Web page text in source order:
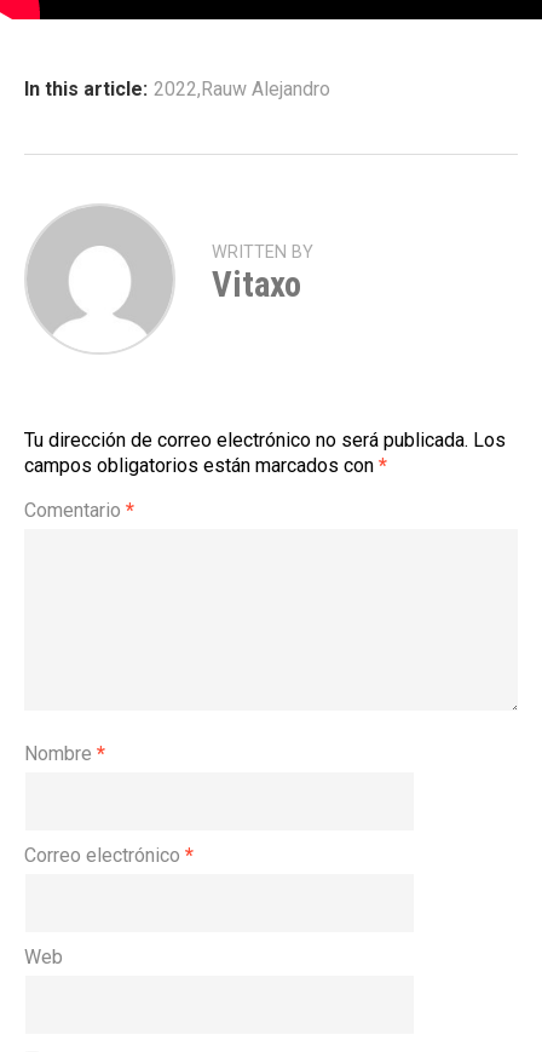
In this article: 2022,Rauw Alejandro
WRITTEN BY
Vitaxo
Tu dirección de correo electrónico no será publicada. Los
campos obligatorios están marcados con *
Comentario *
Nombre *
Correo electrónico *
Web